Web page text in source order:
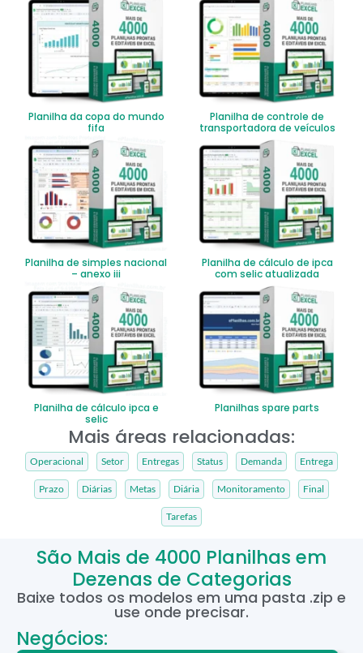
Planilha da copa do mundo
fifa
Planilha de controle de
transportadora de veículos
Planilha de simples nacional
– anexo iii
Planilha de cálculo de ipca
com selic atualizada
Planilha de cálculo ipca e
selic
Planilhas spare parts
Mais áreas relacionadas:
Operacional Setor Entregas Status Demanda Entrega
Prazo Diárias Metas Diária Monitoramento Final
Tarefas
São Mais de 4000 Planilhas em
Dezenas de Categorias
Baixe todos os modelos em uma pasta .zip e
use onde precisar.
Negócios: